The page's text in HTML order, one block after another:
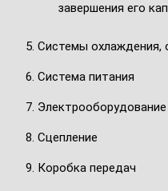
завершения его
5. Системы охлаждения,
6. Система питания
7. Электрооборудование
8. Сцепление
9. Коробка передач